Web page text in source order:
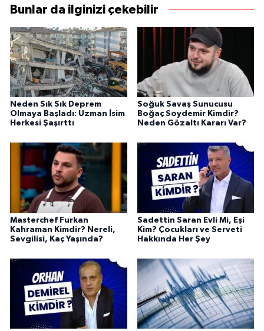
Bunlar da ilginizi çekebilir
Neden Sık Sık Deprem
Olmaya Başladı: Uzman İsim
Herkesi Şaşırttı
Soğuk Savaş Sunucusu
Boğaç Soydemir Kimdir?
Neden Gözaltı Kararı Var?
Masterchef Furkan
Kahraman Kimdir? Nereli,
Sevgilisi, Kaç Yaşında?
Sadettin Saran Evli Mi, Eşi
Kim? Çocukları ve Serveti
Hakkında Her Şey